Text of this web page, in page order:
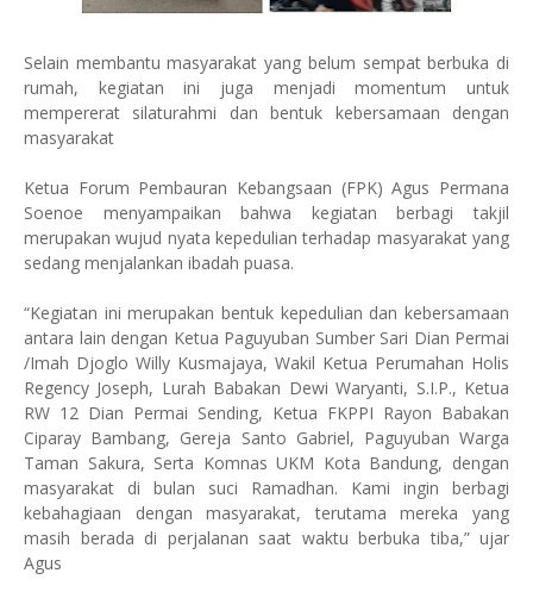
Selain membantu masyarakat yang belum sempat berbuka di
rumah, kegiatan ini juga menjadi momentum untuk
mempererat silaturahmi dan bentuk kebersamaan dengan
masyarakat
Ketua Forum Pembauran Kebangsaan (FPK) Agus Permana
Soenoe menyampaikan bahwa kegiatan berbagi takjil
merupakan wujud nyata kepedulian terhadap masyarakat yang
sedang menjalankan ibadah puasa.
“Kegiatan ini merupakan bentuk kepedulian dan kebersamaan
antara lain dengan Ketua Paguyuban Sumber Sari Dian Permai
/Imah Djoglo Willy Kusmajaya, Wakil Ketua Perumahan Holis
Regency Joseph, Lurah Babakan Dewi Waryanti, S.I.P., Ketua
RW 12 Dian Permai Sending, Ketua FKPPI Rayon Babakan
Ciparay Bambang, Gereja Santo Gabriel, Paguyuban Warga
Taman Sakura, Serta Komnas UKM Kota Bandung, dengan
masyarakat di bulan suci Ramadhan. Kami ingin berbagi
kebahagiaan dengan masyarakat, terutama mereka yang
masih berada di perjalanan saat waktu berbuka tiba,” ujar
Agus